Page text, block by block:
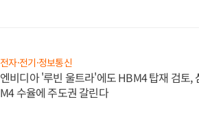
전자·전기·정보통신
엔비디아 '루빈 울트라'에도 HBM4 탑재 검토,
M4 수율에 주도권 갈린다